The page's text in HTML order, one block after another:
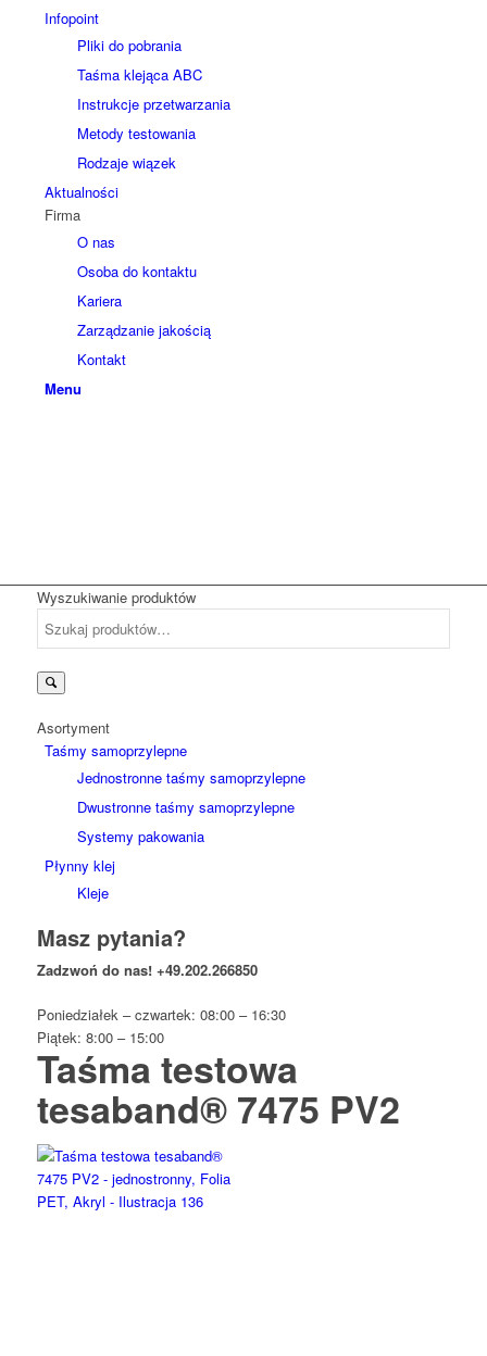
Infopoint
Pliki do pobrania
Taśma klejąca ABC
Instrukcje przetwarzania
Metody testowania
Rodzaje wiązek
Aktualności
Firma
O nas
Osoba do kontaktu
Kariera
Zarządzanie jakością
Kontakt
Menu
Wyszukiwanie produktów
Asortyment
Taśmy samoprzylepne
Jednostronne taśmy samoprzylepne
Dwustronne taśmy samoprzylepne
Systemy pakowania
Płynny klej
Kleje
Masz pytania?
Zadzwoń do nas! +49.202.266850
Poniedziałek – czwartek: 08:00 – 16:30
Piątek: 8:00 – 15:00
Taśma testowa
tesaband® 7475 PV2